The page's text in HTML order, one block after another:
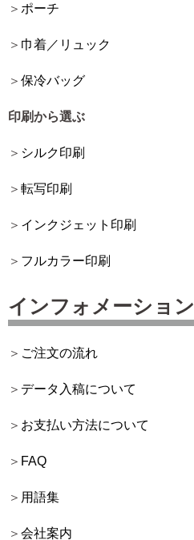
ポーチ
巾着／リュック
保冷バッグ
印刷から選ぶ
シルク印刷
転写印刷
インクジェット印刷
フルカラー印刷
インフォメーション
ご注文の流れ
データ入稿について
お支払い方法について
FAQ
用語集
会社案内